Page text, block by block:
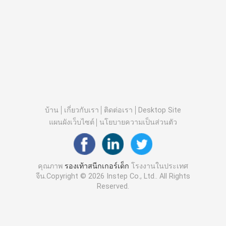
บ้าน เกี่ยวกับเรา ติดต่อเรา
Desktop Site
แผนผังเว็บไซต์
นโยบายความเป็นส่วนตัว
คุณภาพ รองเท้าสนีกเกอร์เด็ก โรงงานในประเทศ
จีน.Copyright © 2026 Instep Co., Ltd.. All Rights
Reserved.